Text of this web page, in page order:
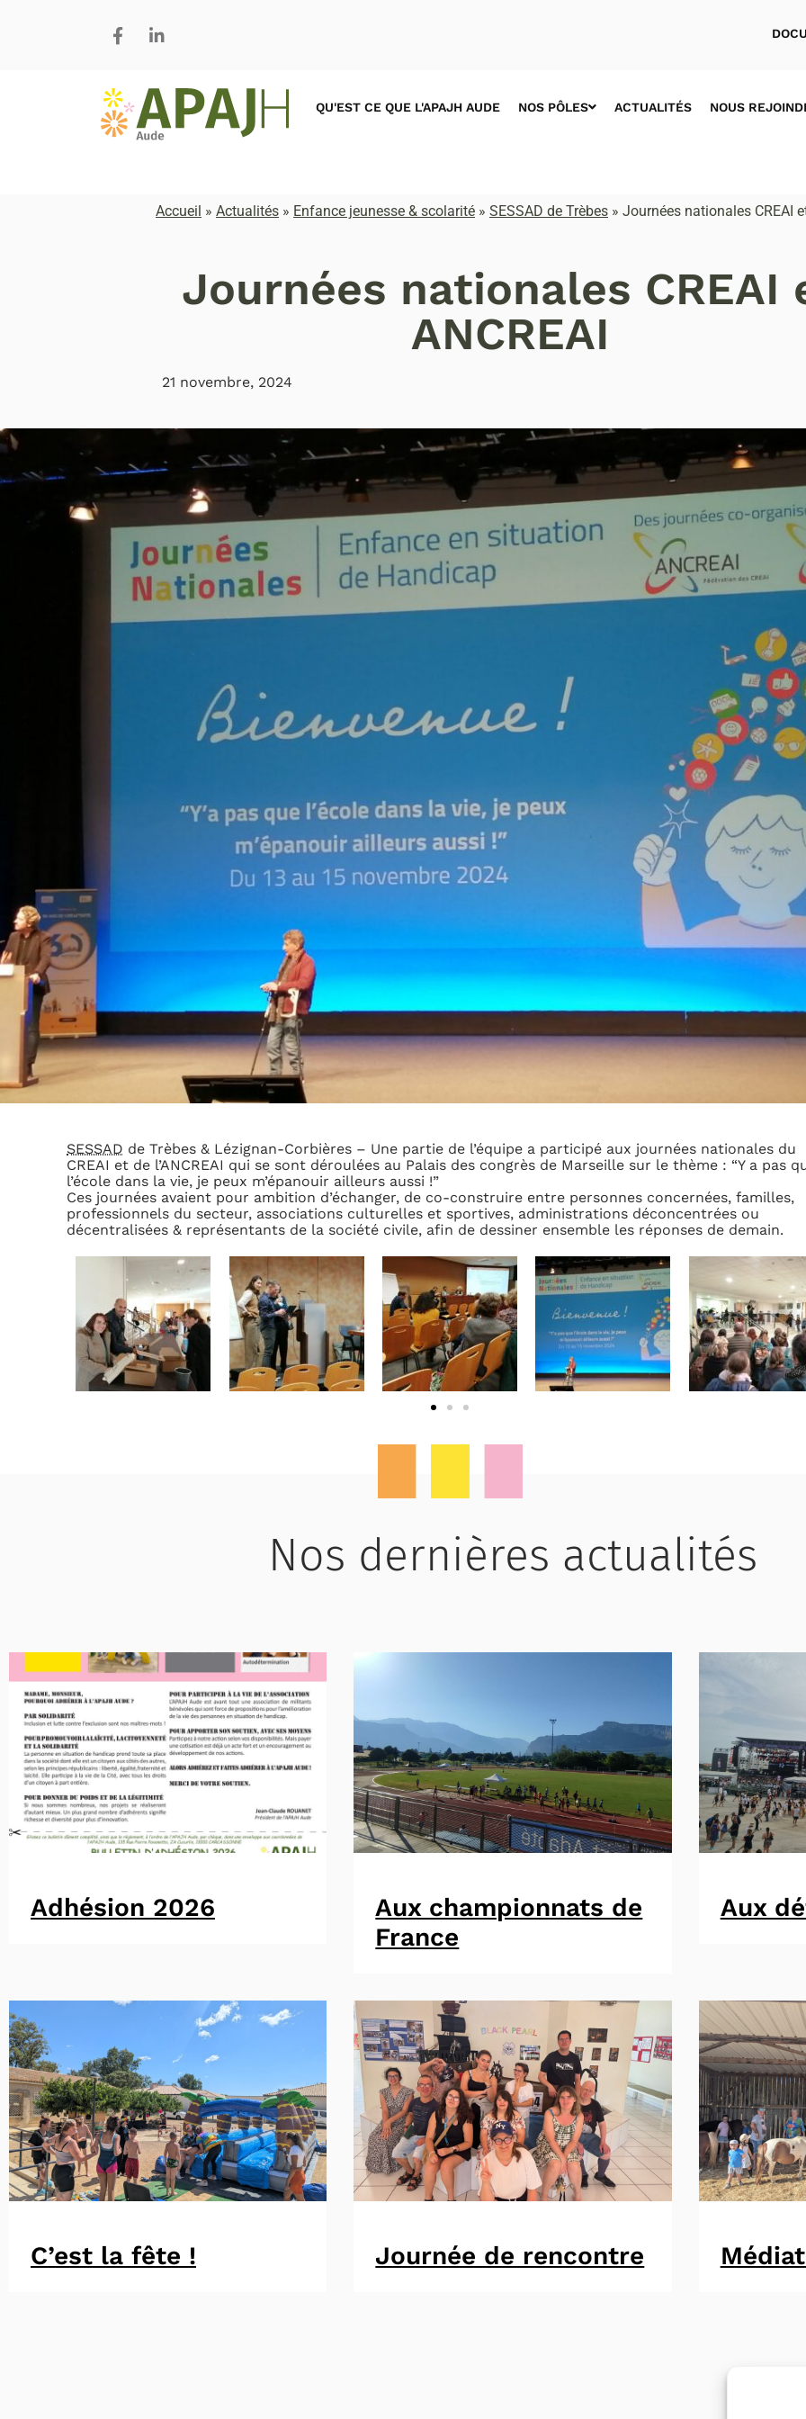
QU'EST CE QUE L'APAJH AUDE NOS PÔLES ACTUALITÉS NOUS
Accueil » Actualités » Enfance jeunesse & scolarité » SESSAD de Trèbes » Journées nationales CREAI
Journées nationales CREAI
ANCREAI
21 novembre, 2024
SESSAD de Trèbes & Lézignan-Corbières – Une partie de l’équipe a participé aux journées nationales du
CREAI et de l’ANCREAI qui se sont déroulées au Palais des congrès de Marseille sur le thème : “Y a pas
l’école dans la vie, je peux m’épanouir ailleurs aussi !”
Ces journées avaient pour ambition d’échanger, de co-construire entre personnes concernées, familles,
professionnels du secteur, associations culturelles et sportives, administrations déconcentrées ou
décentralisées & représentants de la société civile, afin de dessiner ensemble les réponses de demain.
Nos dernières actualités
Adhésion 2026
Aux championnats de
France
Aux
C’est la fête ! Journée de rencontre